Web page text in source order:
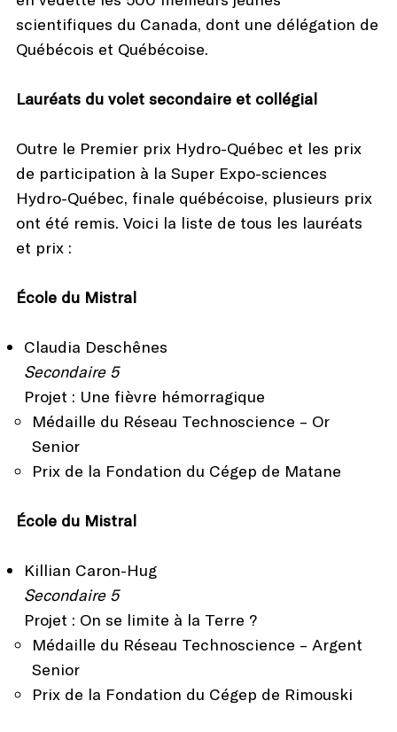
scientifiques du Canada, dont une délégation de
Québécois et Québécoise.
Lauréats du volet secondaire et collégial
Outre le Premier prix Hydro-Québec et les prix
de participation à la Super Expo-sciences
Hydro-Québec, finale québécoise, plusieurs prix
ont été remis. Voici la liste de tous les lauréats
et prix :
École du Mistral
Claudia Deschênes
Secondaire 5
Projet : Une fièvre hémorragique
Médaille du Réseau Technoscience – Or
Senior
Prix de la Fondation du Cégep de Matane
École du Mistral
Killian Caron-Hug
Secondaire 5
Projet : On se limite à la Terre ?
Médaille du Réseau Technoscience – Argent
Senior
Prix de la Fondation du Cégep de Rimouski